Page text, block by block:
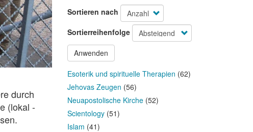
durch
(lokal -
Sortieren nach
Sortierreihenfolge
Anwenden
Esoterik und spirituelle Therapien (62)
Jehovas Zeugen (56)
Neuapostolische Kirche(52)
Scientology(51)
Islam (41)